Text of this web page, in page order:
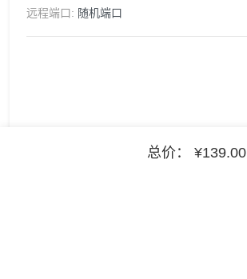
远程端口: 随机端口
总价： ¥139.00